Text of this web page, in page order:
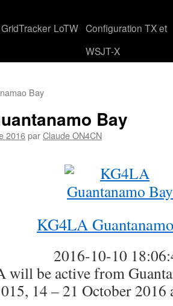
GridTracker LoTW Configuration TX et
WSJT-X
Bay
Bay
2016parClaude ON4CN
KG4LA
2016-10-10
will be active from
015, 14 – 21 October 2016